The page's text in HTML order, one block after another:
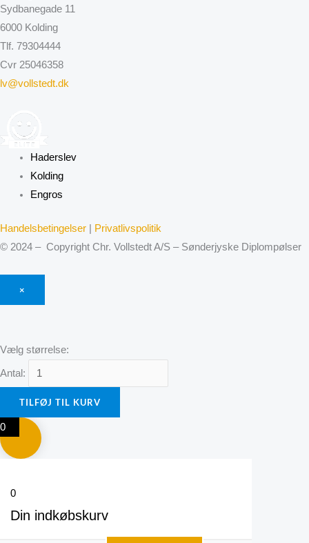
Sydbanegade 11
6000 Kolding
Tlf. 79304444
Cvr 25046358
lv@vollstedt.dk
Haderslev
Kolding
Engros
Handelsbetingelser
Privatlivspolitik
© 2024 – Copyright Chr. Vollstedt A/S – Sønderjyske Diplompølser
×
Vælg størrelse:
Antal:
TILFØJ TIL KURV
0
0
Din indkøbskurv